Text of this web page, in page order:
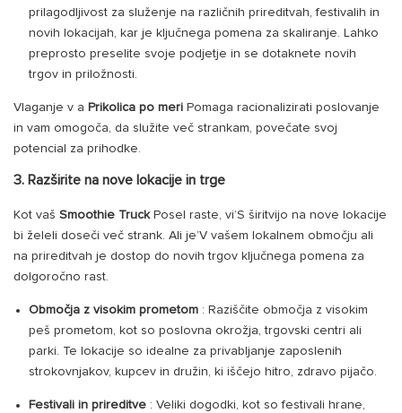
prilagodljivost za služenje na različnih prireditvah, festivalih in
novih lokacijah, kar je ključnega pomena za skaliranje. Lahko
preprosto preselite svoje podjetje in se dotaknete novih
trgov in priložnosti.
Vlaganje v a Prikolica po meri Pomaga racionalizirati poslovanje
in vam omogoča, da služite več strankam, povečate svoj
potencial za prihodke.
3. Razširite na nove lokacije in trge
Kot vaš Smoothie Truck Posel raste, vi’S širitvijo na nove lokacije
bi želeli doseči več strank. Ali je’V vašem lokalnem območju ali
na prireditvah je dostop do novih trgov ključnega pomena za
dolgoročno rast.
Območja z visokim prometom : Raziščite območja z visokim
peš prometom, kot so poslovna okrožja, trgovski centri ali
parki. Te lokacije so idealne za privabljanje zaposlenih
strokovnjakov, kupcev in družin, ki iščejo hitro, zdravo pijačo.
Festivali in prireditve : Veliki dogodki, kot so festivali hrane,